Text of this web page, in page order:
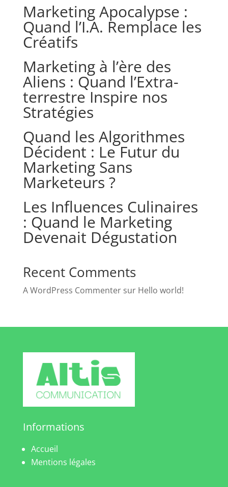
Marketing Apocalypse :
Quand l’I.A. Remplace les
Créatifs
Marketing à l’ère des
Aliens : Quand l’Extra-
terrestre Inspire nos
Stratégies
Quand les Algorithmes
Décident : Le Futur du
Marketing Sans
Marketeurs ?
Les Influences Culinaires
: Quand le Marketing
Devenait Dégustation
Recent Comments
A WordPress Commentersur Hello world!
Informations
Accueil
Mentions légales